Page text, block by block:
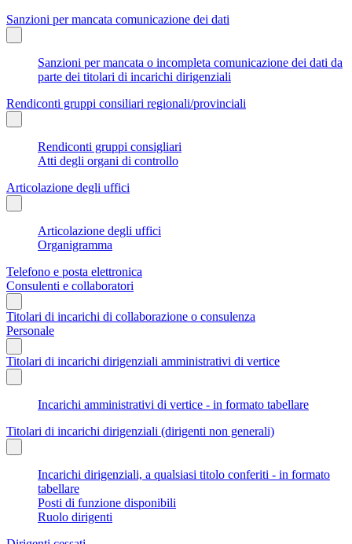
Sanzioni per mancata comunicazione dei dati
Sanzioni per mancata o incompleta comunicazione dei dati da
parte dei titolari di incarichi dirigenziali
Rendiconti gruppi consiliari regionali/provinciali
Rendiconti gruppi consigliari
Atti degli organi di controllo
Articolazione degli uffici
Articolazione degli uffici
Organigramma
Telefono e posta elettronica
Consulenti e collaboratori
Titolari di incarichi di collaborazione o consulenza
Personale
Titolari di incarichi dirigenziali amministrativi di vertice
Incarichi amministrativi di vertice - in formato tabellare
Titolari di incarichi dirigenziali (dirigenti non generali)
Incarichi dirigenziali, a qualsiasi titolo conferiti - in formato
tabellare
Posti di funzione disponibili
Ruolo dirigenti